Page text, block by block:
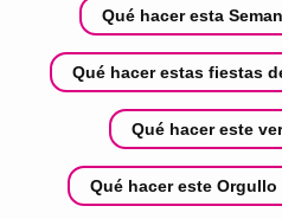
Qué hacer esta
Qué hacer estas fiestas
Qué hacer este
Qué hacer este Orgullo